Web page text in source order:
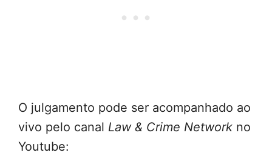
O julgamento pode ser acompanhado ao
vivo pelo canal Law & Crime Network no
Youtube: